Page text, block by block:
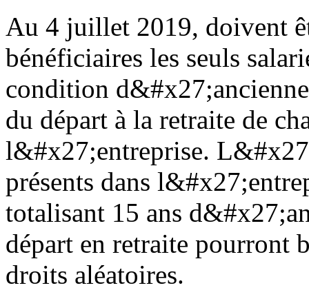
Au 4 juillet 2019, doivent
bénéficiaires les seuls
condition
du départ à la retraite de
l&#x27;entreprise.
présents dans
totalisant 15 ans
départ en retraite pourront
droits aléatoires.